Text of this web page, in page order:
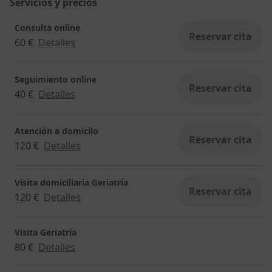
Consulta online
60 € Detalles Reservar cita
Seguimiento online
40 € Detalles Reservar cita
Atención a domicilo
120 € Detalles Reservar cita
Visita domiciliaria Geriatría
120 € Detalles Reservar cita
Visita Geriatría
80 € Detalles